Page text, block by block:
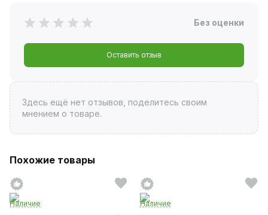
Без оценки
Оставить отзыв
Здесь ещё нет отзывов, поделитесь своим
мнением о товаре.
Похожие товары
Наличие
Наличие